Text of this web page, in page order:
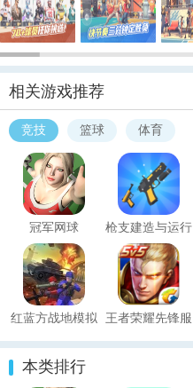
相关游戏推荐
竞技 篮球 体育
冠军网球
枪支建造与运行
(Gun Build N
Run)
红蓝方战地模拟
器
王者荣耀先锋服
本类排行